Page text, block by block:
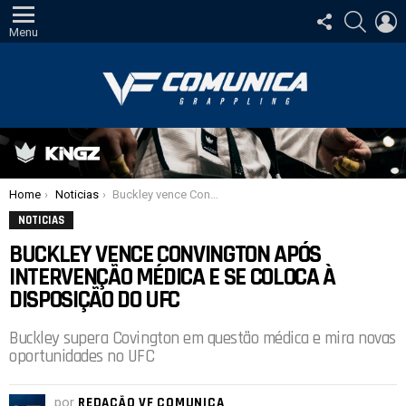
Menu
SIGA-
NOS
Você está aqui:
Home Noticias Buckley vence Convington após intervenção médica e se coloca à disposição do UFC
NOTICIAS
BUCKLEY VENCE CONVINGTON APÓS
INTERVENÇÃO MÉDICA E SE COLOCA À
DISPOSIÇÃO DO UFC
Buckley supera Covington em questão médica e mira novas
oportunidades no UFC
por REDAÇÃO VF COMUNICA